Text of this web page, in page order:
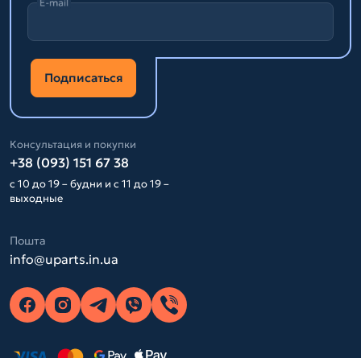
E-mail
Подписаться
Консультация и покупки
+38 (093) 151 67 38
с 10 до 19 – будни и с 11 до 19 –
выходные
Пошта
info@uparts.in.ua